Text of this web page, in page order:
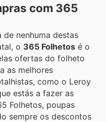
com 365
nenhuma destas
o 365 Folhetos é o
ofertas do folheto
as melhores
como o Leroy
estás a fazer as
Folhetos, poupas
sempre os descontos